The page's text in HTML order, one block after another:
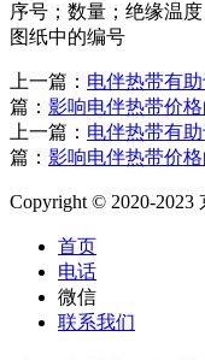
序号；数量；绝缘温
图纸中的编号
上一篇： 电伴热带有
篇： 影响电伴热带价
上一篇： 电伴热带有
篇： 影响电伴热带价
Copyright © 2020-
首页
电话
微信
联系我们